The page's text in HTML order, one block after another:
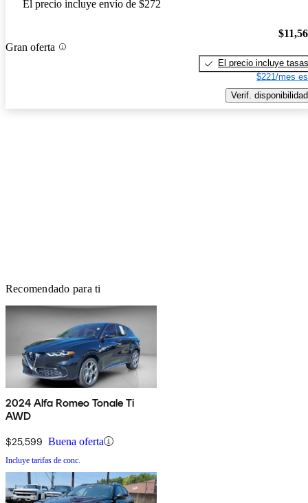
El precio incluye envío de $272
Gran oferta
El precio incluye tasas
$221/mes
Verif. disponibilidad
Recomendado para ti
2024 Alfa Romeo Tonale Ti
AWD
$25,599 Buena oferta
Incluye tarifas de conc.